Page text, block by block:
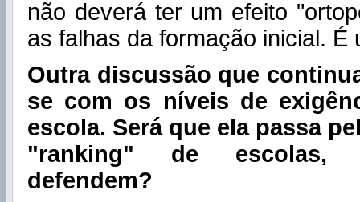
não deverá ter um efeito
as falhas da formação inicial. É
Outra discussão que
se com os níveis de
escola. Será que ela passa
"ranking" de escolas,
defendem?